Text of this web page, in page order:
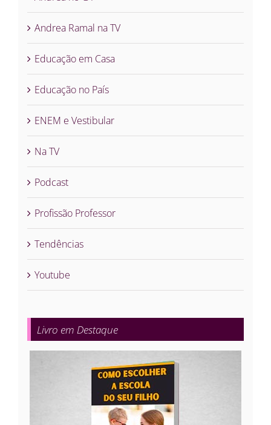
Andrea Ramal na TV
Educação em Casa
Educação no País
ENEM e Vestibular
Na TV
Podcast
Profissão Professor
Tendências
Youtube
Livro em Destaque